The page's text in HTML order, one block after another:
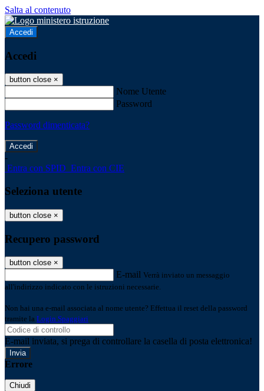
Salta al contenuto
Accedi
Accedi
button close ×
Nome Utente
Password
Password dimenticata?
-
Entra con SPID Entra con CIE
Seleziona utente
button close ×
Recupero password
button close ×
E-mail Verrà inviato un messaggio
all'indirizzo indicato con le istruzioni necessarie.
Non hai una e-mail associata al nome utente? Effettua il reset della password
tramite la Login Spaggiari
E-mail inviata, si prega di controllare la casella di posta elettronica!
Errore
Chiudi